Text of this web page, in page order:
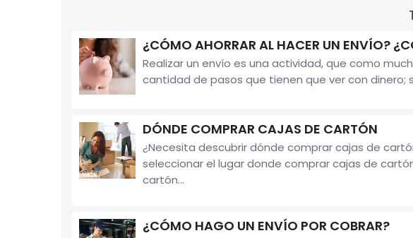
¿CÓMO AHORRAR AL HACER UN ENVÍO?
Realizar un envío es una actividad, que como
cantidad de pasos que tienen que ver con dinero;
DÓNDE COMPRAR CAJAS DE CARTÓN
¿Necesita descubrir dónde comprar cajas de
seleccionar el lugar donde comprar cajas de
cartón...
¿CÓMO HAGO UN ENVÍO POR COBRAR?